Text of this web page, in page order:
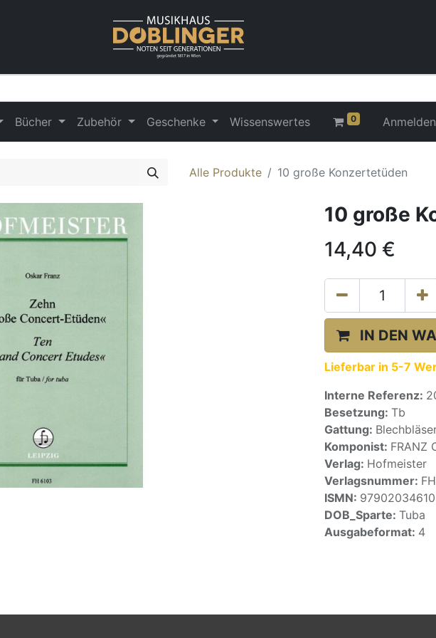
Bücher Zubehör Geschenke Wissenswertes 0 Anmelden
Alle Produkte 10 große Konzertetüden
10 große
14,40 €
IN DEN
Lieferbar in 5-7
Interne Referenz:
Besetzung: Tb
Gattung:
Komponist: FRANZ
Verlag: Hofmeister
Verlagsnummer:
ISMN:
DOB_Sparte: Tuba
Ausgabeformat: 4